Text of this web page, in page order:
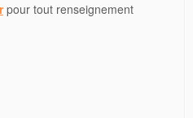
pour tout renseignement